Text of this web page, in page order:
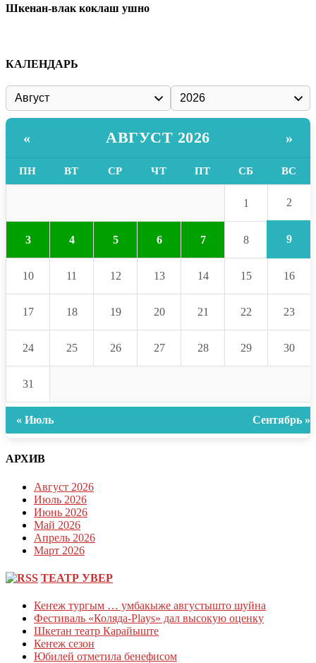
Шкенан-влак коклаш ушно
КАЛЕНДАРЬ
« АВГУСТ 2026 »
ПН ВТ СР ЧТ ПТ СБ ВС
1 2
3 4 5 6 7 8 9
10 11 12 13 14 15 16
17 18 19 20 21 22 23
24 25 26 27 28 29 30
31
« Июль Сентябрь »
АРХИВ
Август 2026
Июль 2026
Июнь 2026
Май 2026
Апрель 2026
Март 2026
ТЕАТР УВЕР
Кеҥеж тургым … умбакыже августышто шуйна
Фестиваль «Коляда-Plays» дал высокую оценку
Шкетан театр Карайыште
Кеҥеж сезон
Юбилей отметила бенефисом